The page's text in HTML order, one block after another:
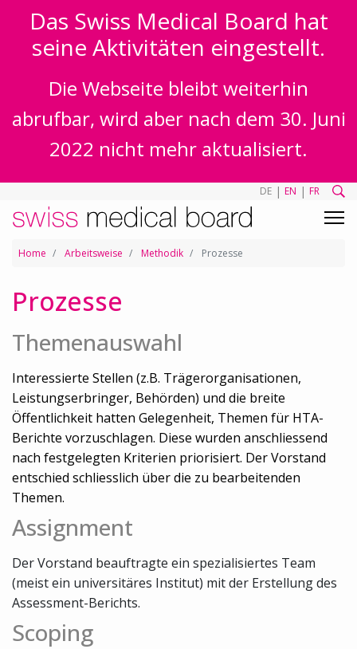
Das Swiss Medical Board hat
seine Aktivitäten eingestellt.
Die Webseite bleibt weiterhin
abrufbar, wird aber nach dem 30. Juni
2022 nicht mehr aktualisiert.
DE | EN | FR
Home Arbeitsweise Methodik Prozesse
Prozesse
Themenauswahl
Interessierte Stellen (z.B. Trägerorganisationen,
Leistungserbringer, Behörden) und die breite
Öffentlichkeit hatten Gelegenheit, Themen für HTA-
Berichte vorzuschlagen. Diese wurden anschliessend
nach festgelegten Kriterien priorisiert. Der Vorstand
entschied schliesslich über die zu bearbeitenden
Themen.
Assignment
Der Vorstand beauftragte ein spezialisiertes Team
(meist ein universitäres Institut) mit der Erstellung des
Assessment-Berichts.
Scoping